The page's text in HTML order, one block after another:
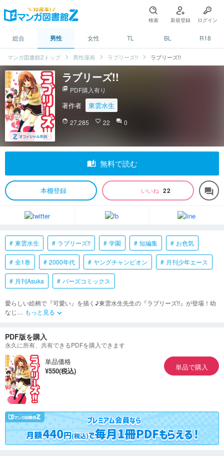
検索 新規登録 ログイン
総合 男性 女性 TL BL R18
マンガ図書館Zトップ 男性漫画 ラブリーズ!! ラブリーズ!!
ラブリーズ!!
picture_as_pdf PDF購入有り
著作者 東雲水生
face 27,285 favorite_border 22 question_answer 0
auto_stories 無料で読む
本棚登録 いいね 22 forum
東雲水生 ラブリーズ!! 学園 短編集 お色気
全1巻 2000年代 ヤングチャンピオン 月刊少年エース
月刊Asuka バーズコミックス
愛らしい絵柄で『可愛い』を描く♪東雲水生先生の『ラブリーズ!!』が登場！幼
なじ… もっと見る keyboard_arrow_down
PDF版を購入
永久に所有、共有できるPDFを購入できます
単品価格
¥550(税込)
単品で購入